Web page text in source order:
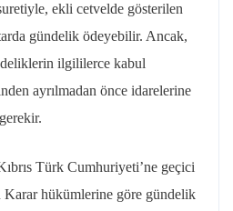
ekli cetvelde gösterilen
gündelik ödeyebilir. Ancak,
ilgililerce kabul
ayrılmadan önce idarelerine
Türk Cumhuriyeti’ne geçici
Karar hükümlerine göre gündelik